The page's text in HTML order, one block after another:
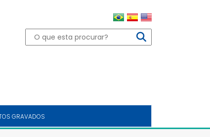
GRAVADOS